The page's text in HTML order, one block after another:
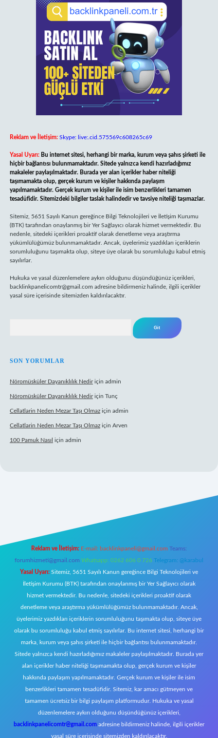
Reklam ve İletişim: Skype: live:.cid.575569c608265c69
Yasal Uyarı: Bu internet sitesi, herhangi bir marka, kurum veya şahıs şirketi ile
hiçbir bağlantısı bulunmamaktadır. Sitede yalnızca kendi hazırladığımız
makaleler paylaşılmaktadır. Burada yer alan içerikler haber niteliği
taşımamakta olup, gerçek kurum ve kişiler hakkında paylaşım
yapılmamaktadır. Gerçek kurum ve kişiler ile isim benzerlikleri tamamen
tesadüfidir. Sitemizdeki bilgiler taslak halindedir ve tavsiye niteliği taşımazlar.
Sitemiz, 5651 Sayılı Kanun gereğince Bilgi Teknolojileri ve İletişim Kurumu
(BTK) tarafından onaylanmış bir Yer Sağlayıcı olarak hizmet vermektedir. Bu
nedenle, sitedeki içerikleri proaktif olarak denetleme veya araştırma
yükümlülüğümüz bulunmamaktadır. Ancak, üyelerimiz yazdıkları içeriklerin
sorumluluğunu taşımakta olup, siteye üye olarak bu sorumluluğu kabul etmiş
sayılırlar.
Hukuka ve yasal düzenlemelere aykırı olduğunu düşündüğünüz içerikleri,
backlinkpanelicomtr@gmail.com adresine bildirmeniz halinde, ilgili içerikler
yasal süre içerisinde sitemizden kaldırılacaktır.
SON YORUMLAR
Nöromüsküler Dayanıklılık Nediriçin admin
Nöromüsküler Dayanıklılık Nediriçin Tunç
Cellatlarin Neden Mezar Taşı Olmaz için admin
Cellatlarin Neden Mezar Taşı Olmaz için Arven
100 Pamuk Nasıl için admin
Reklam ve İletişim: E-mail: backlinkpaneli@gmail.com Teams:
forumhizmeti@gmail.com Whatsapp: 0262 606 0 726 Telegram: @karabul
Yasal Uyarı: Sitemiz, 5651 Sayılı Kanun gereğince Bilgi Teknolojileri ve
İletişim Kurumu (BTK) tarafından onaylanmış bir Yer Sağlayıcı olarak
hizmet vermektedir. Bu nedenle, sitedeki içerikleri proaktif olarak
denetleme veya araştırma yükümlülüğümüz bulunmamaktadır. Ancak,
üyelerimiz yazdıkları içeriklerin sorumluluğunu taşımakta olup, siteye üye
olarak bu sorumluluğu kabul etmiş sayılırlar. Bu internet sitesi, herhangi bir
marka, kurum veya şahıs şirketi ile hiçbir bağlantısı bulunmamaktadır.
Sitede yalnızca kendi hazırladığımız makaleler paylaşılmaktadır. Burada yer
alan içerikler haber niteliği taşımamakta olup, gerçek kurum ve kişiler
hakkında paylaşım yapılmamaktadır. Gerçek kurum ve kişiler ile isim
benzerlikleri tamamen tesadüfidir. Sitemiz, kar amacı gütmeyen ve
tamamen ücretsiz bir bilgi paylaşım platformudur. Hukuka ve yasal
düzenlemelere aykırı olduğunu düşündüğünüz içerikleri,
backlinkpanelicomtr@gmail.com adresine bildirmeniz halinde, ilgili içerikler
yasal süre içerisinde sitemizden kaldırılacaktır.